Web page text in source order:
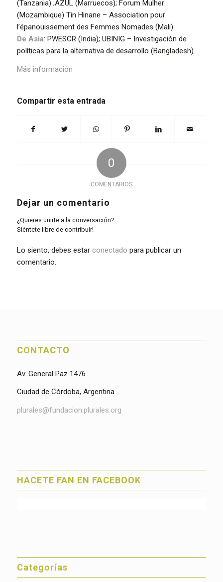
(Tanzania) ;AZUL (Marruecos); Forum Mulher
(Mozambique) Tin Hinane – Association pour
l’épanouissement des Femmes Nomades (Mali)
De Asia: PWESCR (India); UBINIG – Investigación de
políticas para la alternativa de desarrollo (Bangladesh).
Más información
Compartir esta entrada
0
COMENTARIOS
Dejar un comentario
¿Quieres unirte a la conversación?
Siéntete libre de contribuir!
Lo siento, debes estar conectado para publicar un
comentario.
CONTACTO
Av. General Paz 1476
Ciudad de Córdoba, Argentina
plurales@fundacion.plurales.org
HACETE FAN EN FACEBOOK
Categorías